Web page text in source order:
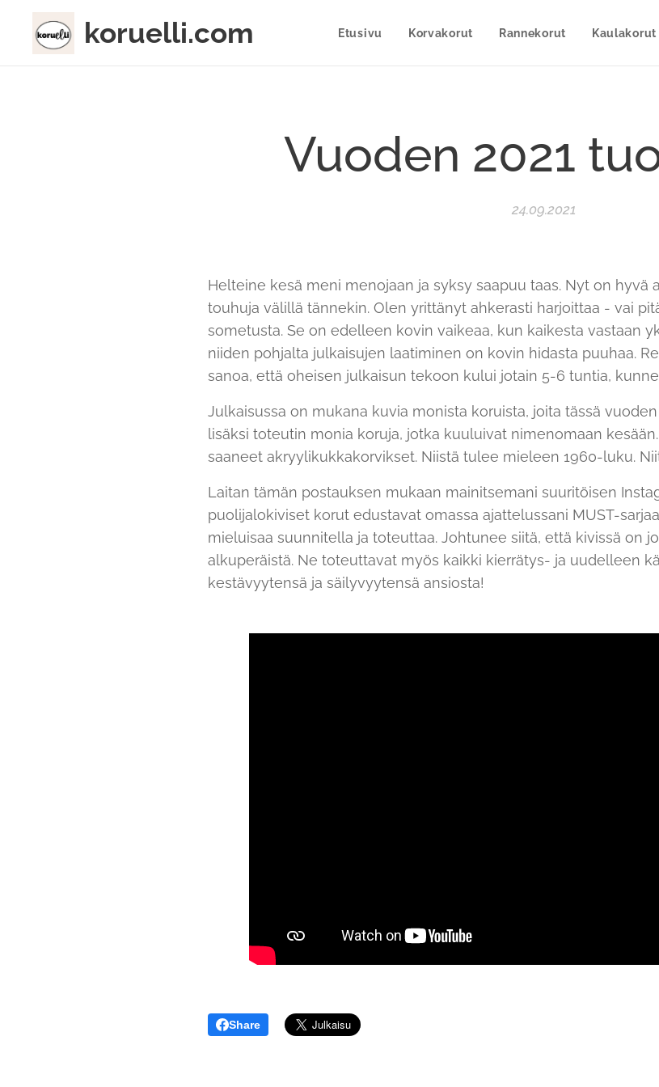
koruelli.com Etusivu Korvakorut Rannekorut Kaulakorut
Vuoden 2021
24.09.2021
Helteine kesä meni menojaan ja syksy saapuu taas. Nyt on hyvä
touhuja välillä tännekin. Olen yrittänyt ahkerasti harjoittaa - vai
sometusta. Se on edelleen kovin vaikeaa, kun kaikesta vastaan
niiden pohjalta julkaisujen laatiminen on kovin hidasta puuhaa.
sanoa, että oheisen julkaisun tekoon kului jotain 5-6 tuntia,
Julkaisussa on mukana kuvia monista koruista, joita tässä
lisäksi toteutin monia koruja, jotka kuuluivat nimenomaan
saaneet akryylikukkakorvikset. Niistä tulee mieleen 1960-luku.
Laitan tämän postauksen mukaan mainitsemani suuritöisen
puolijalokiviset korut edustavat omassa ajattelussani MUST-
mieluisaa suunnitella ja toteuttaa. Johtunee siitä, että kivissä on
alkuperäistä. Ne toteuttavat myös kaikki kierrätys- ja uudelleen
kestävyytensä ja säilyvyytensä ansiosta!
Share